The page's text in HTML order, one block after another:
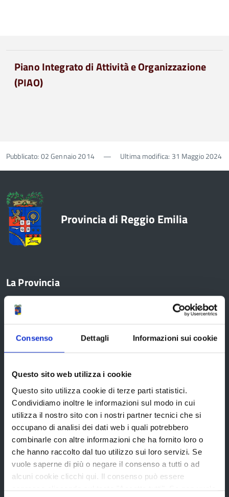
Consenso Dettagli Informazioni sui cookie
Questo sito web utilizza i cookie
Questo sito utilizza cookie di terze parti statistici.
Condividiamo inoltre le informazioni sul modo in cui
utilizza il nostro sito con i nostri partner tecnici che si
occupano di analisi dei dati web i quali potrebbero
combinarle con altre informazioni che ha fornito loro o
che hanno raccolto dal tuo utilizzo sui loro servizi. Se
vuole saperne di più o negare il consenso a tutti o ad
alcuni cookie clicchi qui. Il consenso può essere
espresso cliccando sul tasto "Accetta tutti". Se non vuole
Piano Integrato di Attività e Organizzazione
(PIAO)
Pubblicato: 02 Gennaio 2014 — Ultima modifica: 31 Maggio 2024
Provincia di Reggio Emilia
La Provincia
Organi di governo
Statuto e Regolamenti
Amministrazione Trasparente
Uffici e orari
Storia della Provincia
Edifici e Parchi
Bandi e avvisi